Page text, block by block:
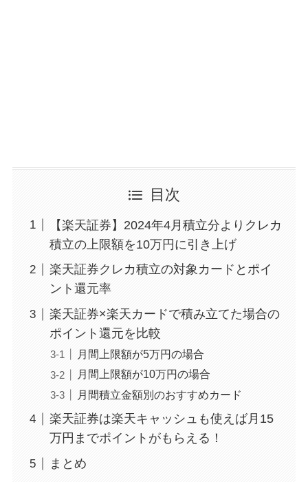
目次
【楽天証券】2024年4月積立分よりクレカ
積立の上限額を10万円に引き上げ
楽天証券クレカ積立の対象カードとポイ
ント還元率
楽天証券×楽天カードで積み立てた場合の
ポイント還元を比較
月間上限額が5万円の場合
月間上限額が10万円の場合
月間積立金額別のおすすめカード
楽天証券は楽天キャッシュも使えば月15
万円までポイントがもらえる！
まとめ